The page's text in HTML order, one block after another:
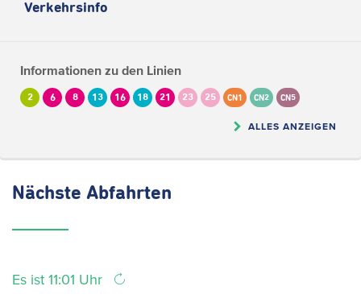
Verkehrsinfo
Informationen zu den Linien
2 6 8 13 16 18 21 23 25 CN1 CN2 CN5
ALLES ANZEIGEN
Nächste Abfahrten
Es ist 11:01 Uhr